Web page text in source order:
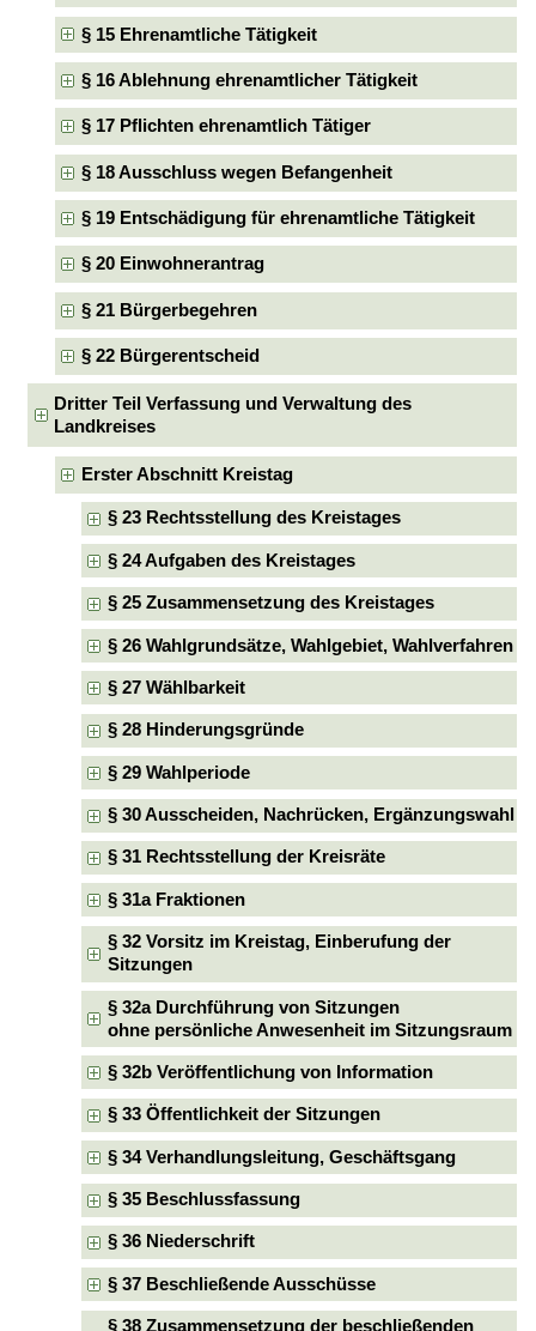
§ 15 Ehrenamtliche Tätigkeit
§ 16 Ablehnung ehrenamtlicher Tätigkeit
§ 17 Pflichten ehrenamtlich Tätiger
§ 18 Ausschluss wegen Befangenheit
§ 19 Entschädigung für ehrenamtliche Tätigkeit
§ 20 Einwohnerantrag
§ 21 Bürgerbegehren
§ 22 Bürgerentscheid
Dritter Teil Verfassung und Verwaltung des
Landkreises
Erster Abschnitt Kreistag
§ 23 Rechtsstellung des Kreistages
§ 24 Aufgaben des Kreistages
§ 25 Zusammensetzung des Kreistages
§ 26 Wahlgrundsätze, Wahlgebiet, Wahlverfahren
§ 27 Wählbarkeit
§ 28 Hinderungsgründe
§ 29 Wahlperiode
§ 30 Ausscheiden, Nachrücken, Ergänzungswahl
§ 31 Rechtsstellung der Kreisräte
§ 31a Fraktionen
§ 32 Vorsitz im Kreistag, Einberufung der
Sitzungen
§ 32a Durchführung von Sitzungen
ohne persönliche Anwesenheit im Sitzungsraum
§ 32b Veröffentlichung von Information
§ 33 Öffentlichkeit der Sitzungen
§ 34 Verhandlungsleitung, Geschäftsgang
§ 35 Beschlussfassung
§ 36 Niederschrift
§ 37 Beschließende Ausschüsse
§ 38 Zusammensetzung der beschließenden